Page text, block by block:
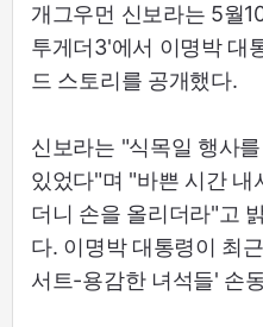
개그우먼 신보라는 5월
투게더3'에서 이명박 대
드 스토리를 공개했다.
신보라는 "식목일 행사
있었다"며 "바쁜 시간 내
더니 손을 올리더라"고
다. 이명박 대통령이 최
서트-용감한 녀석들' 손